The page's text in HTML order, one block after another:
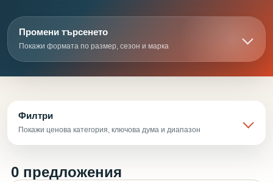
Промени търсенето
Покажи формата по размер, сезон и марка
Филтри
Покажи ценова категория, ключова дума и диапазон
0 предложения